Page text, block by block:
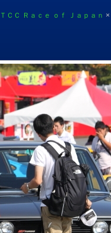
ＣＣ Ｒａｃｅ ｏｆ Ｊａｐａｎ ×